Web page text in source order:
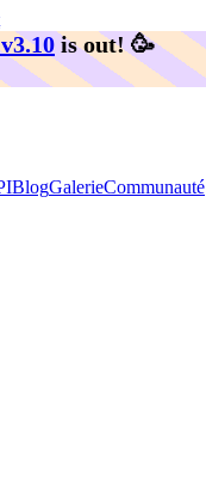
is out! 🥳️
BlogGalerieCommunauté